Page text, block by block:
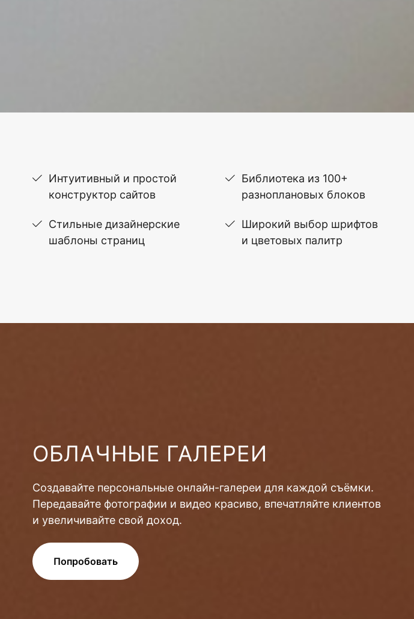
Интуитивный и простой
конструктор сайтов
Стильные дизайнерские
шаблоны страниц
Библиотека из 100+
разноплановых блоков
Широкий выбор шрифтов
и цветовых палитр
ОБЛАЧНЫЕ ГАЛЕРЕИ
Создавайте персональные онлайн-галереи для каждой съёмки.
Передавайте фотографии и видео красиво, впечатляйте клиентов
и увеличивайте свой доход.
Попробовать